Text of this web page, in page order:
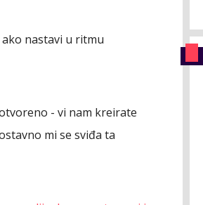
nastavi u ritmu
- vi nam kreirate
mi se sviđa ta